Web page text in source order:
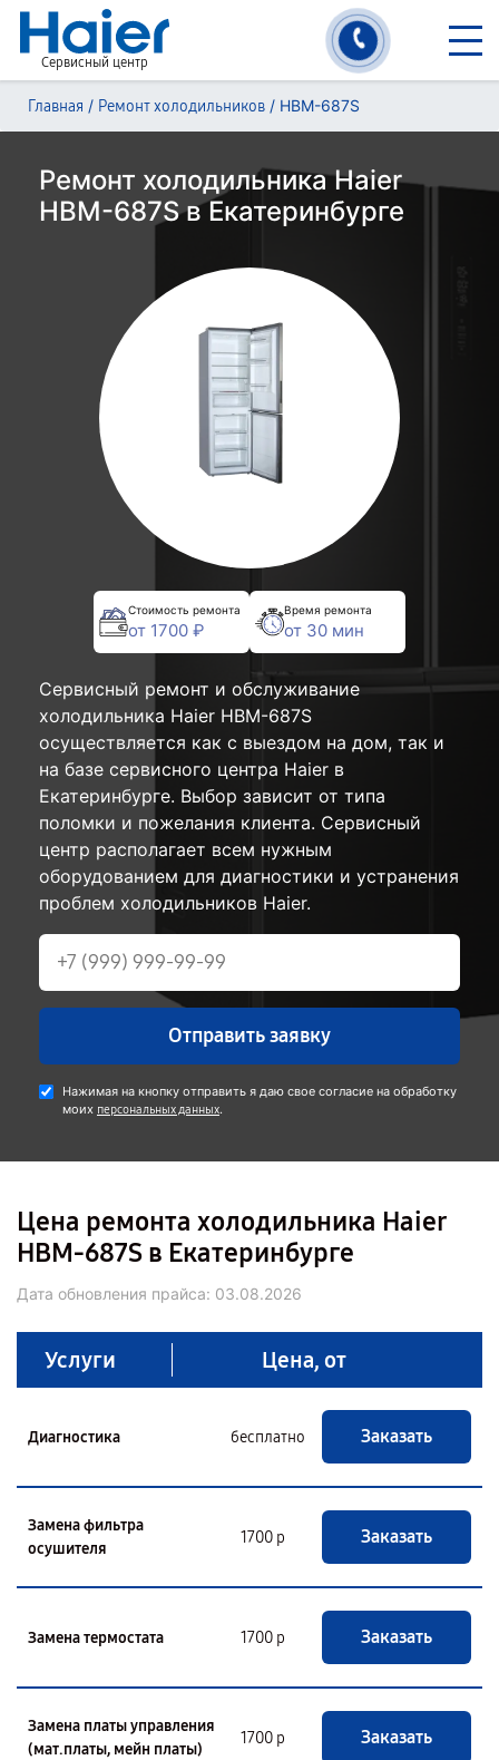
Сервисный центр
Главная / Ремонт холодильников / HBM-687S
Ремонт холодильника Haier
HBM-687S в Екатеринбурге
Стоимость ремонта
от 1700 ₽
Время ремонта
от 30 мин
Сервисный ремонт и обслуживание
холодильника Haier HBM-687S
осуществляется как с выездом на дом, так и
на базе сервисного центра Haier в
Екатеринбурге. Выбор зависит от типа
поломки и пожелания клиента. Сервисный
центр располагает всем нужным
оборудованием для диагностики и устранения
проблем холодильников Haier.
Отправить заявку
Нажимая на кнопку отправить я даю свое согласие на обработку
моих персональных данных.
Цена ремонта холодильника Haier
HBM-687S в Екатеринбурге
Дата обновления прайса: 03.08.2026
Услуги Цена, от
Диагностика бесплатно Заказать
Замена фильтра
осушителя
1700 р Заказать
Замена термостата 1700 р Заказать
Замена платы управления
(мат.платы, мейн платы)
1700 р Заказать